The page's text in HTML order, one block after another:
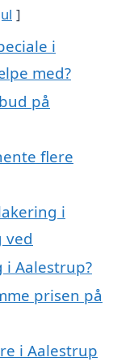
i
med?
på
flere
i
ved
i Aalestrup?
prisen på
i Aalestrup